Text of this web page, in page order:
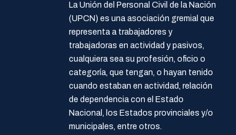
La Unión del Personal Civil de la Nación
(UPCN) es una asociación gremial que
representa a trabajadores y
trabajadoras en actividad y pasivos,
cualquiera sea su profesión, oficio o
categoría, que tengan, o hayan tenido
cuando estaban en actividad, relación
de dependencia con el Estado
Nacional, los Estados provinciales y/o
municipales, entre otros.